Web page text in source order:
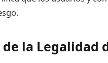
la Legalidad